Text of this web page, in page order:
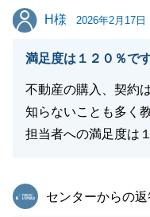
H様
H様 2026年2月17日
満足度は１２０％で
不動産の購入、契約
知らないことも多く
担当者への満足度は
東急リバブル
センターからの返